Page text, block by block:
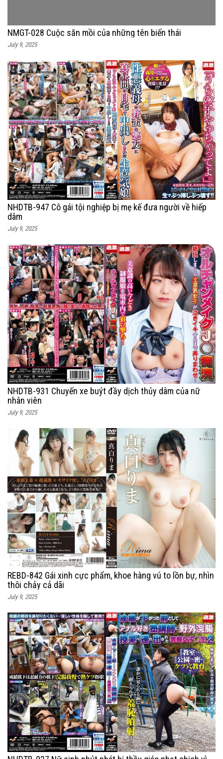
NMGT-028 Cuộc săn mồi của những tên biến thái
July 9, 2025
NHDTB-947 Cô gái tội nghiệp bị mẹ kế đưa người về hiếp
dâm
July 9, 2025
NHDTB-931 Chuyến xe buýt đầy dịch thủy dâm của nữ
nhân viên
July 9, 2025
REBD-842 Gái xinh cực phẩm, khoe hàng vú to lồn bự, nhìn
thôi chảy cả dãi
July 9, 2025